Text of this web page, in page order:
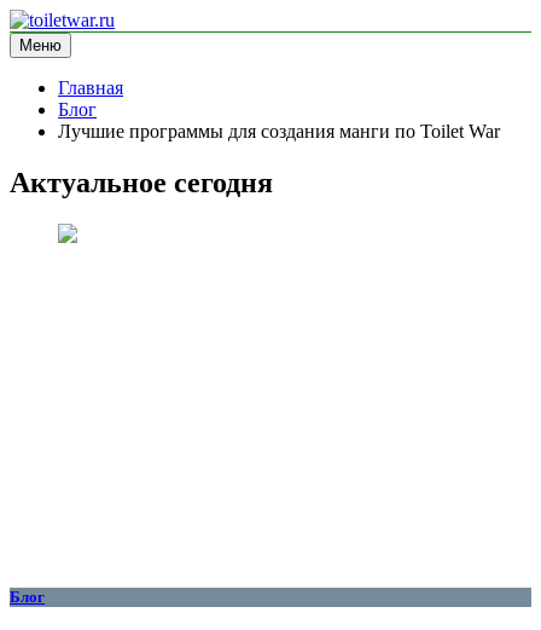
Перейти
к
содержимому
toiletwar.ru
информационный сайт
Меню
Главная
Блог
Лучшие программы для создания манги по Toilet War
Актуальное сегодня
Блог